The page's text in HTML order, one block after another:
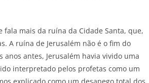
fala mais da ruína da Cidade Santa, que,
A ruína de Jerusalém não é o fim do
antes, Jerusalém havia vivido uma
interpretado pelos profetas como um
explicado como um desapego total dos